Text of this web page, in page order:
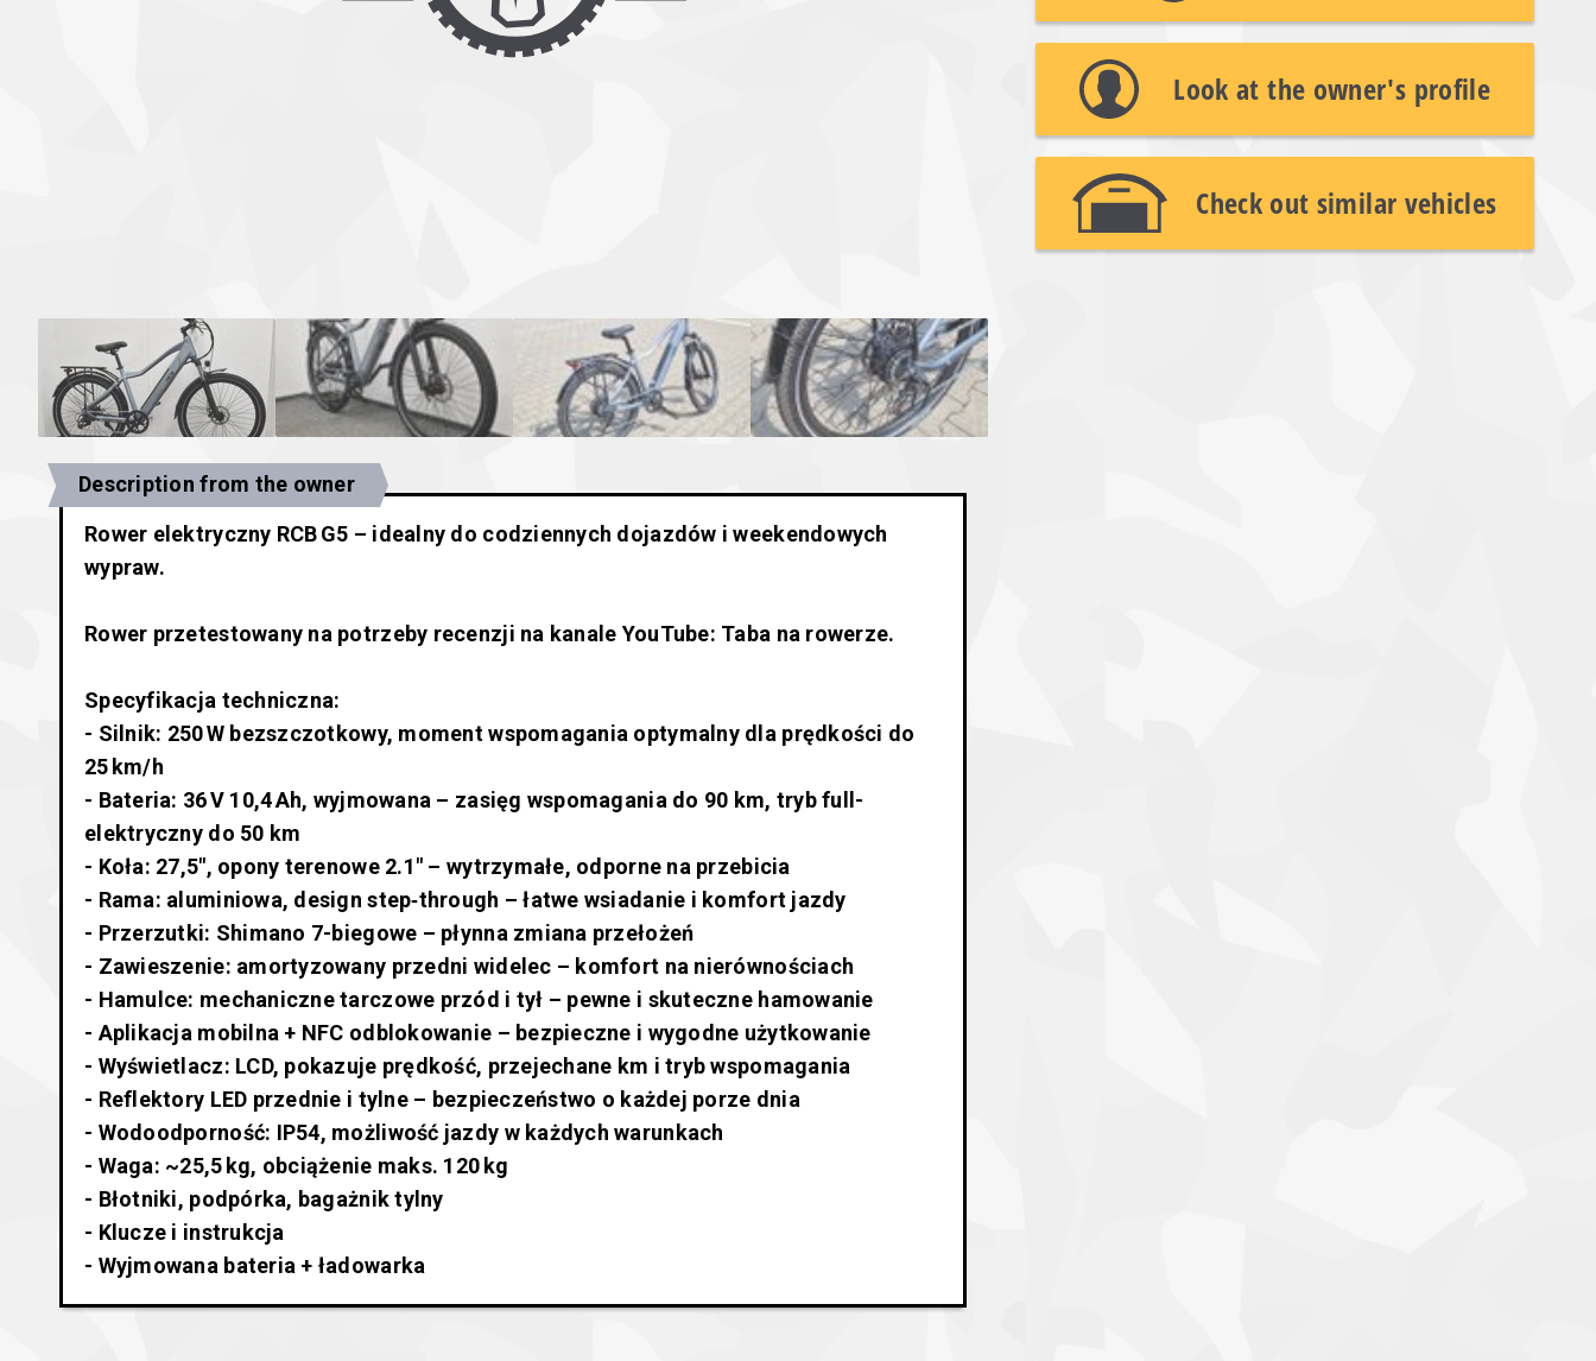
Description from the owner
Rower elektryczny RCB G5 – idealny do codziennych dojazdów i weekendowych
wypraw.
Rower przetestowany na potrzeby recenzji na kanale YouTube: Taba na rowerze.
Specyfikacja techniczna:
- Silnik: 250 W bezszczotkowy, moment wspomagania optymalny dla prędkości do
25 km/h
- Bateria: 36 V 10,4 Ah, wyjmowana – zasięg wspomagania do 90 km, tryb full-
elektryczny do 50 km
- Koła: 27,5″, opony terenowe 2.1″ – wytrzymałe, odporne na przebicia
- Rama: aluminiowa, design step‑through – łatwe wsiadanie i komfort jazdy
- Przerzutki: Shimano 7-biegowe – płynna zmiana przełożeń
- Zawieszenie: amortyzowany przedni widelec – komfort na nierównościach
- Hamulce: mechaniczne tarczowe przód i tył – pewne i skuteczne hamowanie
- Aplikacja mobilna + NFC odblokowanie – bezpieczne i wygodne użytkowanie
- Wyświetlacz: LCD, pokazuje prędkość, przejechane km i tryb wspomagania
- Reflektory LED przednie i tylne – bezpieczeństwo o każdej porze dnia
- Wodoodporność: IP54, możliwość jazdy w każdych warunkach
- Waga: ~25,5 kg, obciążenie maks. 120 kg
- Błotniki, podpórka, bagażnik tylny
- Klucze i instrukcja
Look at the owner's profile
Check out similar vehicles